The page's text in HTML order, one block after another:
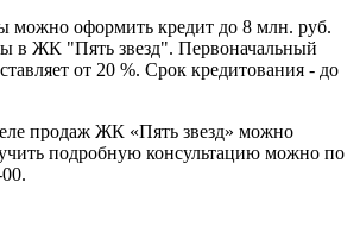
можно оформить кредит до 8 млн. руб.
в ЖК "Пять звезд". Первоначальный
от 20 %. Срок кредитования - до
продаж ЖК «Пять звезд» можно
подробную консультацию можно по